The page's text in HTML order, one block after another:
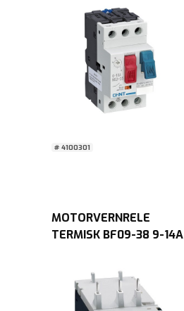
# 4100301
MOTORVERNRELE
TERMISK BF09-38 9-14A